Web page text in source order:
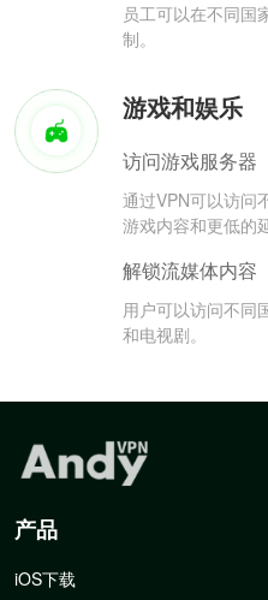
员工可以在不同国
制。
游戏和娱乐
访问游戏服务器
通过VPN可以访问
游戏内容和更低的
解锁流媒体内容
用户可以访问不同
和电视剧。
产品
iOS下载